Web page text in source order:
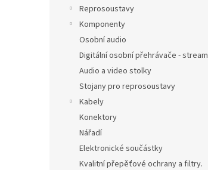
Reprosoustavy
Komponenty
Osobní audio
Digitální osobní přehrávače - stream
Audio a video stolky
Stojany pro reprosoustavy
Kabely
Konektory
Nářadí
Elektronické součástky
Kvalitní přepěťové ochrany a filtry.